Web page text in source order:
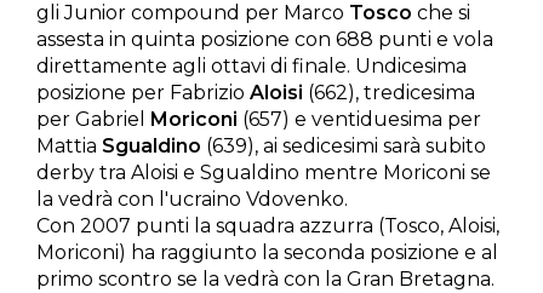
gli Junior compound per Marco Tosco che si
assesta in quinta posizione con 688 punti e vola
direttamente agli ottavi di finale. Undicesima
posizione per Fabrizio Aloisi (662), tredicesima
per Gabriel Moriconi (657) e ventiduesima per
Mattia Sgualdino (639), ai sedicesimi sarà subito
derby tra Aloisi e Sgualdino mentre Moriconi se
la vedrà con l'ucraino Vdovenko.
Con 2007 punti la squadra azzurra (Tosco, Aloisi,
Moriconi) ha raggiunto la seconda posizione e al
primo scontro se la vedrà con la Gran Bretagna.